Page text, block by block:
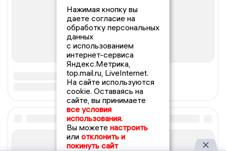
Нажимая кнопку вы
даете согласие на
обработку персональных
данных
с использованием
интернет-сервиса
Яндекс.Метрика,
top.mail.ru, LiveInternet.
На сайте используются
cookie. Оставаясь на
сайте, вы принимаете
все условия
использования.
Вы можете настроить
или отклонить и
покинуть сайт